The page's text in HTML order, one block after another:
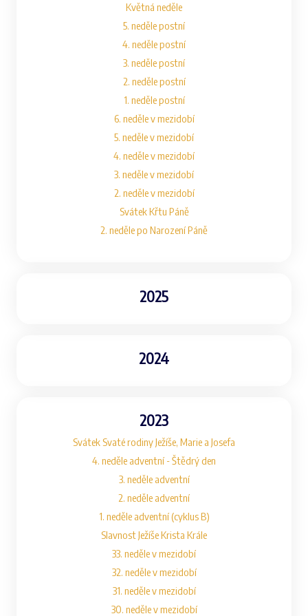
Květná neděle
5. neděle postní
4. neděle postní
3. neděle postní
2. neděle postní
1. neděle postní
6. neděle v mezidobí
5. neděle v mezidobí
4. neděle v mezidobí
3. neděle v mezidobí
2. neděle v mezidobí
Svátek Křtu Páně
2. neděle po Narození Páně
2025
2024
2023
Svátek Svaté rodiny Ježíše, Marie a Josefa
4. neděle adventní - Štědrý den
3. neděle adventní
2. neděle adventní
1. neděle adventní (cyklus B)
Slavnost Ježíše Krista Krále
33. neděle v mezidobí
32. neděle v mezidobí
31. neděle v mezidobí
30. neděle v mezidobí